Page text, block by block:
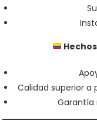
Calidad superior
Garantía